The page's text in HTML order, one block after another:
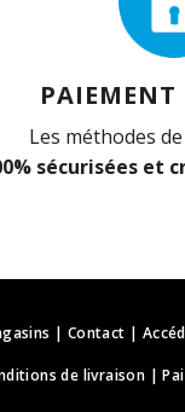
PAIEMENT
Les méthodes
sécurisées et
| Contact |
de livraison |